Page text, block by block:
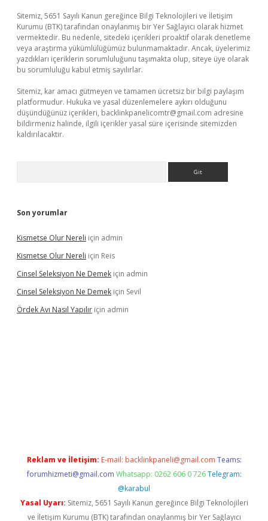
Sitemiz, 5651 Sayılı Kanun gereğince Bilgi Teknolojileri ve İletişim
Kurumu (BTK) tarafından onaylanmış bir Yer Sağlayıcı olarak hizmet
vermektedir. Bu nedenle, sitedeki içerikleri proaktif olarak denetleme
veya araştırma yükümlülüğümüz bulunmamaktadır. Ancak, üyelerimiz
yazdıkları içeriklerin sorumluluğunu taşımakta olup, siteye üye olarak
bu sorumluluğu kabul etmiş sayılırlar.
Sitemiz, kar amacı gütmeyen ve tamamen ücretsiz bir bilgi paylaşım
platformudur. Hukuka ve yasal düzenlemelere aykırı olduğunu
düşündüğünüz içerikleri, backlinkpanelicomtr@gmail.com adresine
bildirmeniz halinde, ilgili içerikler yasal süre içerisinde sitemizden
kaldırılacaktır.
Son yorumlar
Kismetse Olur Nereli için admin
Kismetse Olur Nereli için Reis
Cinsel Seleksiyon Ne Demek için admin
Cinsel Seleksiyon Ne Demek için Sevil
Ördek Avı Nasıl Yapılır için admin
Reklam ve İletişim: E-mail: backlinkpaneli@gmail.com Teams:
forumhizmeti@gmail.com Whatsapp: 0262 606 0 726 Telegram:
@karabul
Yasal Uyarı: Sitemiz, 5651 Sayılı Kanun gereğince Bilgi Teknolojileri
ve İletişim Kurumu (BTK) tarafından onaylanmış bir Yer Sağlayıcı